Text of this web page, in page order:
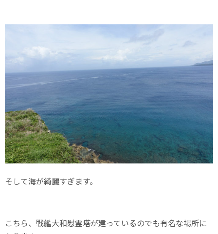
そして海が綺麗すぎます。
こちら、戦艦大和慰霊塔が建っているのでも有名な場所に